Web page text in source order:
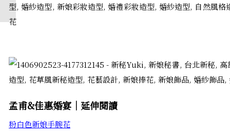
孟甫&佳惠婚宴│延伸閱讀
粉白色新娘手腕花